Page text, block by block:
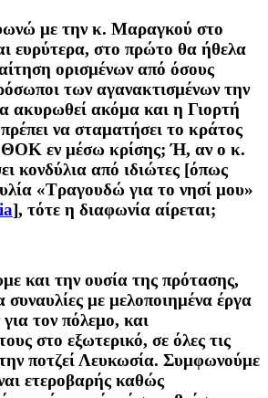
με την κ. Μαραγκού στο
ευρύτερα, στο πρώτο θα ήθελα
ορισμένων από όσους
των αγανακτισμένων την
ακυρωθεί ακόμα και η Γιορτή
να σταματήσει το κράτος
ΘΟΚ εν μέσω κρίσης; Ή, αν ο κ.
κονδύλια από ιδιώτες [όπως
«Τραγουδώ για το νησί μου»
], τότε η διαφωνία αίρεται;
και την ουσία της πρότασης,
συναυλίες με μελοποιημένα έργα
τον πόλεμο, και
στο εξωτερικό, σε όλες τις
ποτζεί Λευκωσία. Συμφωνούμε
ετεροβαρής καθώς